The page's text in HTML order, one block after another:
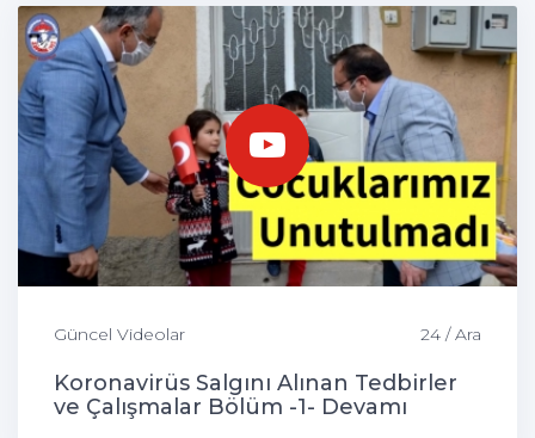
Güncel Videolar 24 / Ara
Koronavirüs Salgını Alınan Tedbirler
ve Çalışmalar Bölüm -1- Devamı